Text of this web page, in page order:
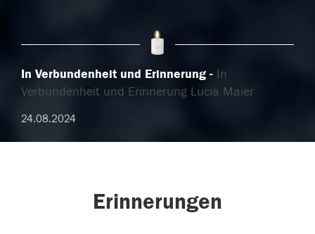
In Verbundenheit und Erinnerung
In
Verbundenheit und Erinnerung Lucia Maier
24.08.2024
Erinnerungen